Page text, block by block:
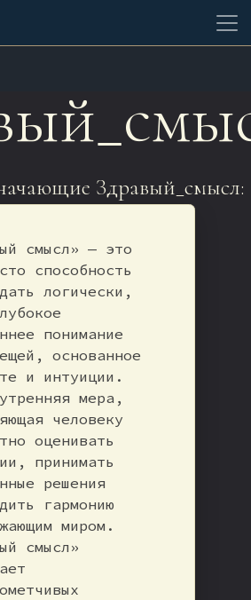
Здравый_смысл:
смысл» — это
способность
логически,
понимание
основанное
и интуиции.
мера,
человеку
оценивать
принимать
решения
гармонию
миром.
смысл»